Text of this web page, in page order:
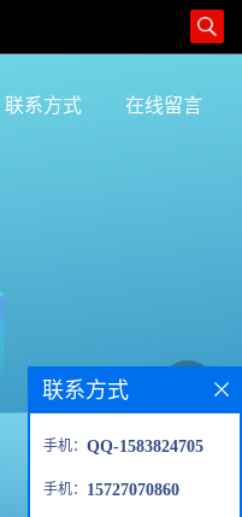
联系方式 在线留言
联系方式
手机： QQ-1583824705
手机： 15727070860